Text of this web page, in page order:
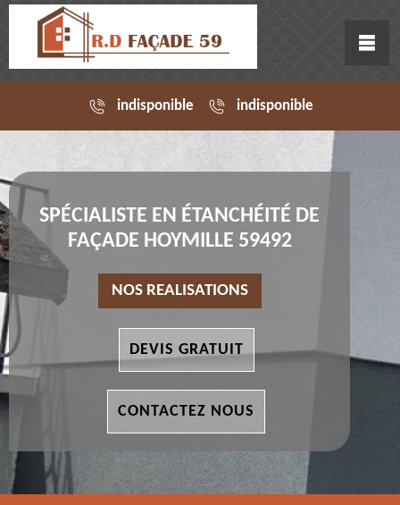
indisponible indisponible
SPÉCIALISTE EN ÉTANCHÉITÉ DE
FAÇADE HOYMILLE 59492
NOS REALISATIONS
DEVIS GRATUIT
CONTACTEZ NOUS